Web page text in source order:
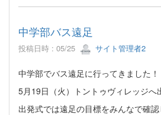
中学部バス遠足
投稿日時 : 05/25 サイト管理者2
中学部でバス遠足に行ってきました！
5月19日（火）トントゥヴィレッジへ
出発式では遠足の目標をみんなで確認